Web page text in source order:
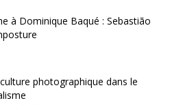
à Dominique Baqué : Sebastião
photographique dans le